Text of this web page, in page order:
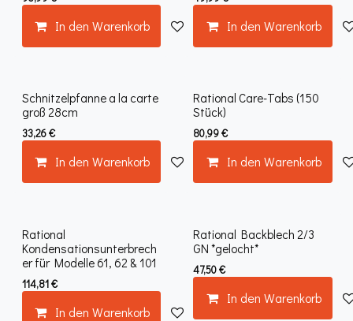
In den Warenkorb Auf die Wunschliste
In den Warenkorb
Schnitzelpfanne a la carte
groß 28cm
33,26€
In den Warenkorb Auf die Wunschliste
Rational Care-Tabs (150
Stück)
80,99€
In den Warenkorb
Rational
Kondensationsunterbrech
er für Modelle 61, 62 & 101
114,81€
In den Warenkorb
Rational Backblech 2/3
GN *gelocht*
47,50€
In den Warenkorb